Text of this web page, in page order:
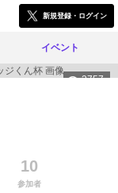
新規登録・ログイン
イベント
3757
10
参加者